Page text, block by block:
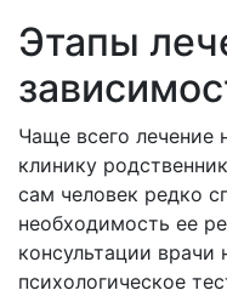
Этапы
Чаще всего лечение
клинику
сам человек редко
необходимость ее
консультации
психологическое